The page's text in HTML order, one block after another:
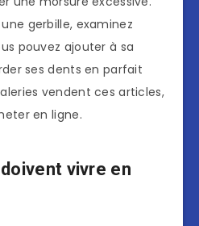
gerbille, examinez
pouvez ajouter à sa
ses dents en parfait
vendent ces articles,
en ligne.
vivre en